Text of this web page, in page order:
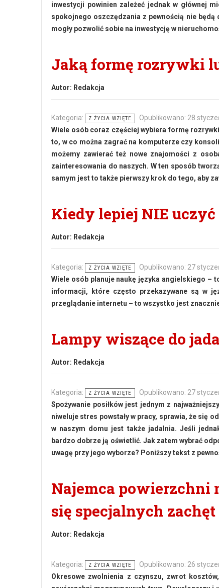
inwestycji powinien zależeć jednak w głównej
spokojnego oszczędzania z pewnością nie
mogły pozwolić sobie na inwestycję w
Jaką formę rozrywki
Autor: Redakcja
Kategoria: Z ŻYCIA WZIĘTE
Opublikowano: 28
Wiele osób coraz częściej wybiera formę
to, w co można zagrać na komputerze czy
możemy zawierać też nowe znajomości z
zainteresowania do naszych. W ten sposób
samym jest to także pierwszy krok do tego, aby
Kiedy lepiej NIE
Autor: Redakcja
Kategoria: Z ŻYCIA WZIĘTE
Opublikowano: 27
Wiele osób planuje naukę języka angielskiego –
informacji, które często przekazywane są w
przeglądanie internetu – to wszystko jest
Lampy wiszące do
Autor: Redakcja
Kategoria: Z ŻYCIA WZIĘTE
Opublikowano: 27
Spożywanie posiłków jest jednym z
niweluje stres powstały w pracy, sprawia, że się
w naszym domu jest także jadalnia. Jeśli
bardzo dobrze ją oświetlić. Jak zatem wybrać
uwagę przy jego wyborze? Poniższy tekst z
Najemca powierzchni
się specjalnych zachęt
Autor: Redakcja
Kategoria: Z ŻYCIA WZIĘTE
Opublikowano: 26
Okresowe zwolnienia z czynszu, zwrot